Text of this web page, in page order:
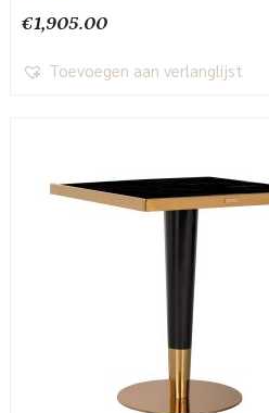
€1,905.00
Toevoegen aan verlanglijst